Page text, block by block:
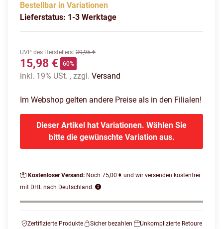
Bestellbar in Variationen
Lieferstatus: 1-3 Werktage
UVP des Herstellers: 39,95 €
15,98 € 60%
inkl. 19% USt. , zzgl. Versand
Im Webshop gelten andere Preise als in den Filialen!
Dieser Artikel hat Variationen. Wählen Sie
bitte die gewünschte Variation aus.
Kostenloser Versand: Noch 75,00 € und wir versenden kostenfrei
mit DHL nach Deutschland.
Zertifizierte Produkte Sicher bezahlen Unkomplizierte Retoure